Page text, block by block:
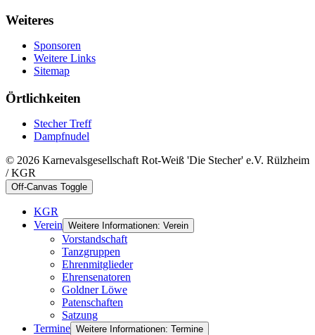
Weiteres
Sponsoren
Weitere Links
Sitemap
Örtlichkeiten
Stecher Treff
Dampfnudel
© 2026 Karnevalsgesellschaft Rot-Weiß 'Die Stecher' e.V. Rülzheim
/ KGR
Off-Canvas Toggle
KGR
Verein Weitere Informationen: Verein
Vorstandschaft
Tanzgruppen
Ehrenmitglieder
Ehrensenatoren
Goldner Löwe
Patenschaften
Satzung
Termine Weitere Informationen: Termine